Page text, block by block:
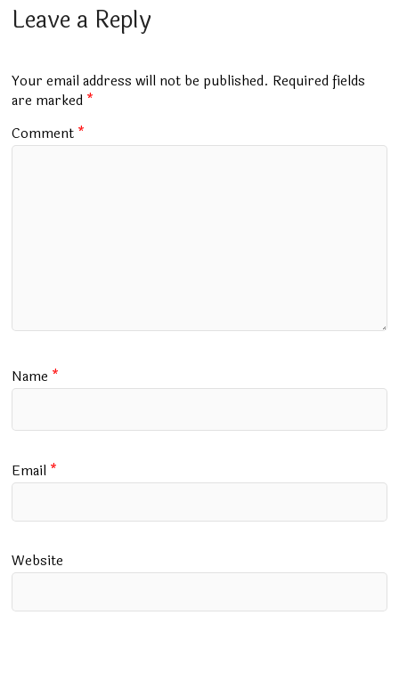
b
o
k
s
p
p
bl er
m
Leave a Reply
Your email address will not be published. Required fields
are marked *
Comment *
Name *
Email *
Website